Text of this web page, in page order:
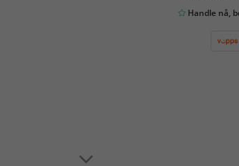
Handle nå,